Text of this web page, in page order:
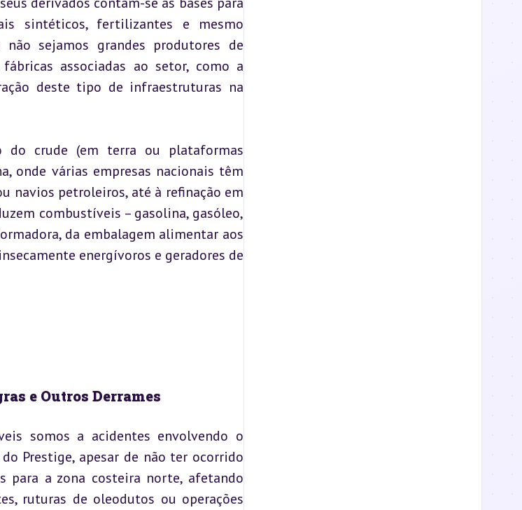
sintéticos, fertilizantes e mesmo
sejamos grandes produtores de
associadas ao setor, como a
deste tipo de infraestruturas na
do crude (em terra ou plataformas
onde várias empresas nacionais têm
navios petroleiros, até à refinação em
combustíveis – gasolina, gasóleo,
da embalagem alimentar aos
energívoros e geradores de
e Outros Derrames
somos a acidentes envolvendo o
Prestige, apesar de não ter ocorrido
para a zona costeira norte, afetando
ruturas de oleodutos ou operações